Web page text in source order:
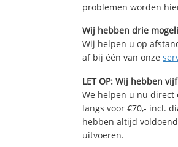
problemen worden
Wij hebben drie
Wij helpen u op
af bij één van onze
LET OP: Wij hebben
We helpen u nu
langs voor €70,- incl.
hebben altijd
uitvoeren.